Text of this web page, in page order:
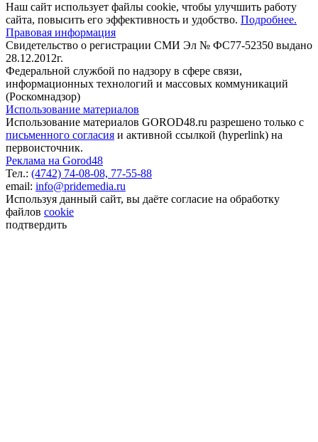
Наш сайт использует файлы cookie, чтобы улучшить работу
сайта, повысить его эффективность и удобство. Подробнее.
Правовая информация
Свидетельство о регистрации СМИ Эл № ФС77-52350 выдано
28.12.2012г.
Федеральной службой по надзору в сфере связи,
информационных технологий и массовых коммуникаций
(Роскомнадзор)
Использование материалов
Использование материалов GOROD48.ru разрешено только с
письменного согласия и активной ссылкой (hyperlink) на
первоисточник.
Реклама на Gorod48
Тел.: (4742) 74-08-08, 77-55-88
email: info@pridemedia.ru
Используя данный сайт, вы даёте согласие на обработку
файлов cookie
подтвердить